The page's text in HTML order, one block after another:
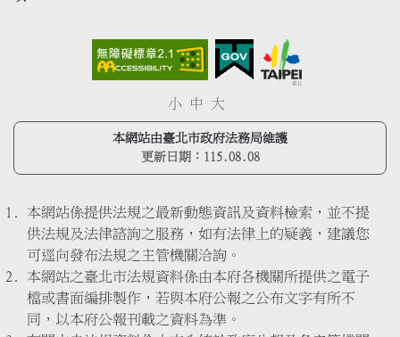
小 中 大
本網站由臺北市政府法務局維護
更新日期： 115.08.08
本網站係提供法規之最新動態資訊及資料檢索，並不提
供法規及法律諮詢之服務，如有法律上的疑義，建議您
可逕向發布法規之主管機關洽詢。
本網站之臺北市法規資料係由本府各機關所提供之電子
檔或書面編排製作，若與本府公報之公布文字有所不
同，以本府公報刊載之資料為準。